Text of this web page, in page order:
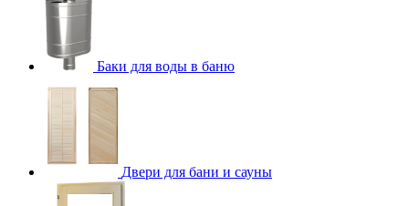
Баки для воды в баню
Двери для бани и сауны